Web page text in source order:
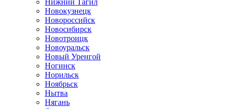
Нижний Тагил
Новокузнецк
Новороссийск
Новосибирск
Новотроицк
Новоуральск
Новый Уренгой
Ногинск
Норильск
Ноябрьск
Нытва
Нягань